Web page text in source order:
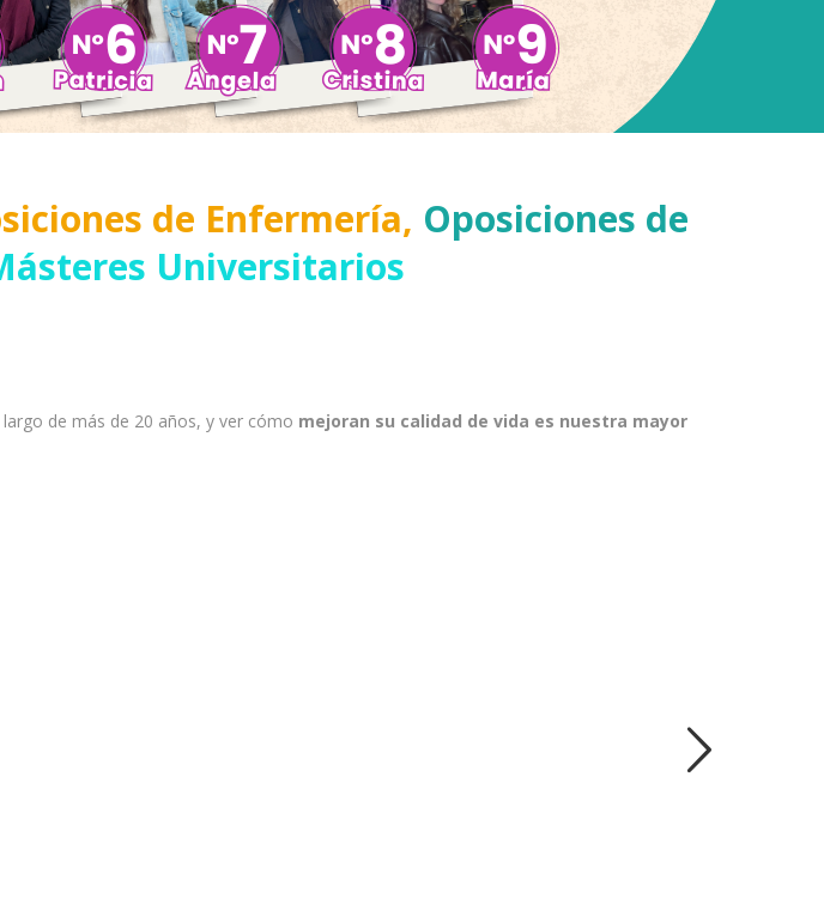
de Enfermería, Oposiciones de
Universitarios
de más de 20 años, y ver cómo mejoran su calidad de vida es nuestra mayor